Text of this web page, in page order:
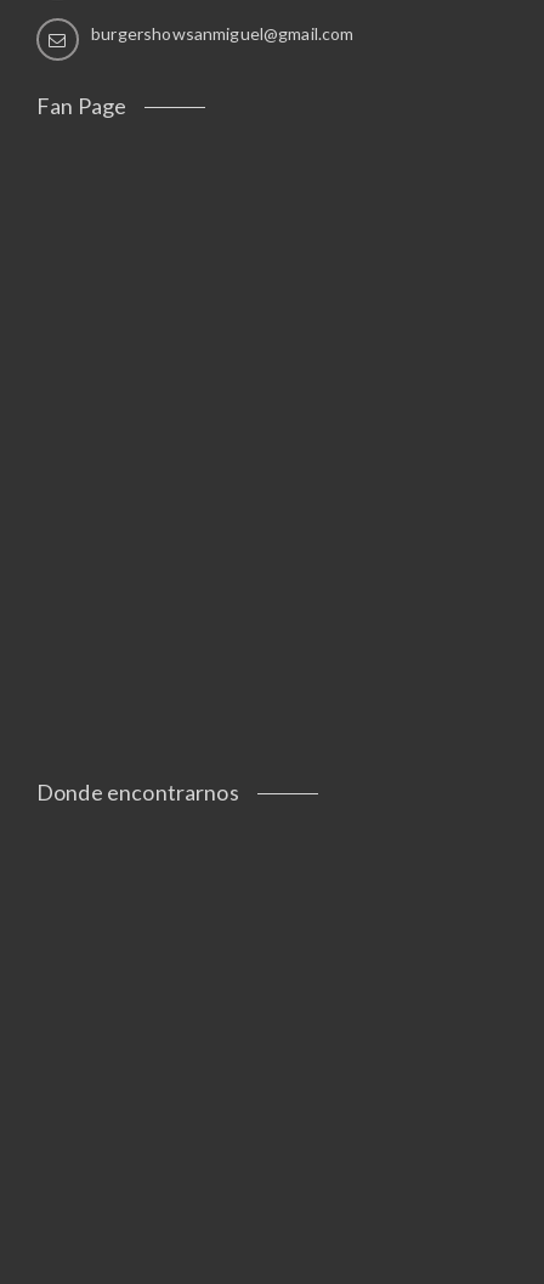
burgershowsanmiguel@gmail.com
Fan Page
Donde encontrarnos